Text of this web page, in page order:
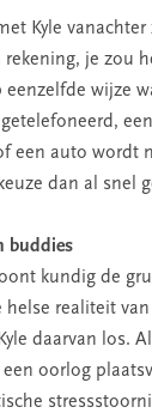
Kyle
rekening, je zou
eenzelfde wijze
een auto wordt
dan al snel
buddies
kundig de
helse realiteit
daarvan los.
een oorlog